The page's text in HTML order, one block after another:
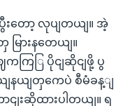
းတော့ လုပျတယျ။ အဲ့
မြားနတေယျ။
ကြြ ပိုငျဆိုငျဖို့ ပွ
ျနယျတှကေပဲ စီမံခန့ျ
ျးဆိုထားပါတယျ။ ရ